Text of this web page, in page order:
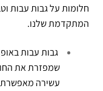
חלומות על גבות עבות
המתקדמת שלנו.
גבות עבות
שמפזרת את
עשירה מאפשרת